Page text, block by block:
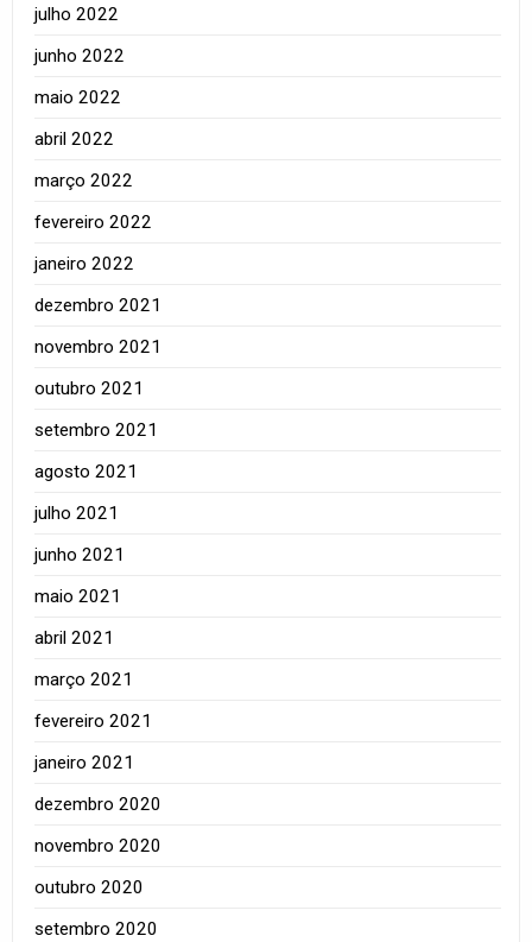
julho 2022
junho 2022
maio 2022
abril 2022
março 2022
fevereiro 2022
janeiro 2022
dezembro 2021
novembro 2021
outubro 2021
setembro 2021
agosto 2021
julho 2021
junho 2021
maio 2021
abril 2021
março 2021
fevereiro 2021
janeiro 2021
dezembro 2020
novembro 2020
outubro 2020
setembro 2020